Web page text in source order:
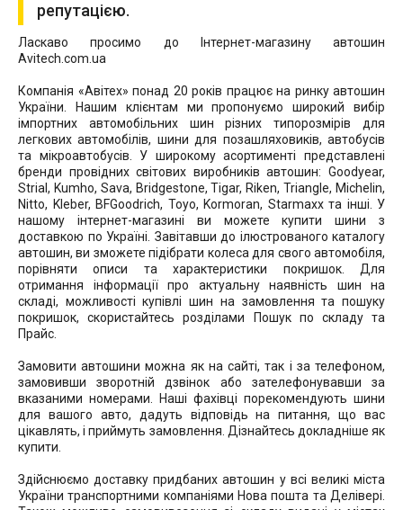
репутацією.
Ласкаво просимо до Інтернет-магазину автошин
Avitech.com.ua
Компанія «Авітех» понад 20 років працює на ринку автошин
України. Нашим клієнтам ми пропонуємо широкий вибір
імпортних автомобільних шин різних типорозмірів для
легкових автомобілів, шини для позашляховиків, автобусів
та мікроавтобусів. У широкому асортименті представлені
бренди провідних світових виробників автошин: Goodyear,
Strial, Kumho, Sava, Bridgestone, Tigar, Riken, Triangle, Michelin,
Nitto, Kleber, BFGoodrich, Toyo, Kormoran, Starmaxx та інші. У
нашому інтернет-магазині ви можете купити шини з
доставкою по Україні. Завітавши до ілюстрованого каталогу
автошин, ви зможете підібрати колеса для свого автомобіля,
порівняти описи та характеристики покришок. Для
отримання інформації про актуальну наявність шин на
складі, можливості купівлі шин на замовлення та пошуку
покришок, скористайтесь розділами Пошук по складу та
Прайс.
Замовити автошини можна як на сайті, так і за телефоном,
замовивши зворотній дзвінок або зателефонувавши за
вказаними номерами. Наші фахівці порекомендують шини
для вашого авто, дадуть відповідь на питання, що вас
цікавлять, і приймуть замовлення. Дізнайтесь докладніше як
купити.
Здійснюємо доставку придбаних автошин у всі великі міста
України транспортними компаніями Нова пошта та Делівері.